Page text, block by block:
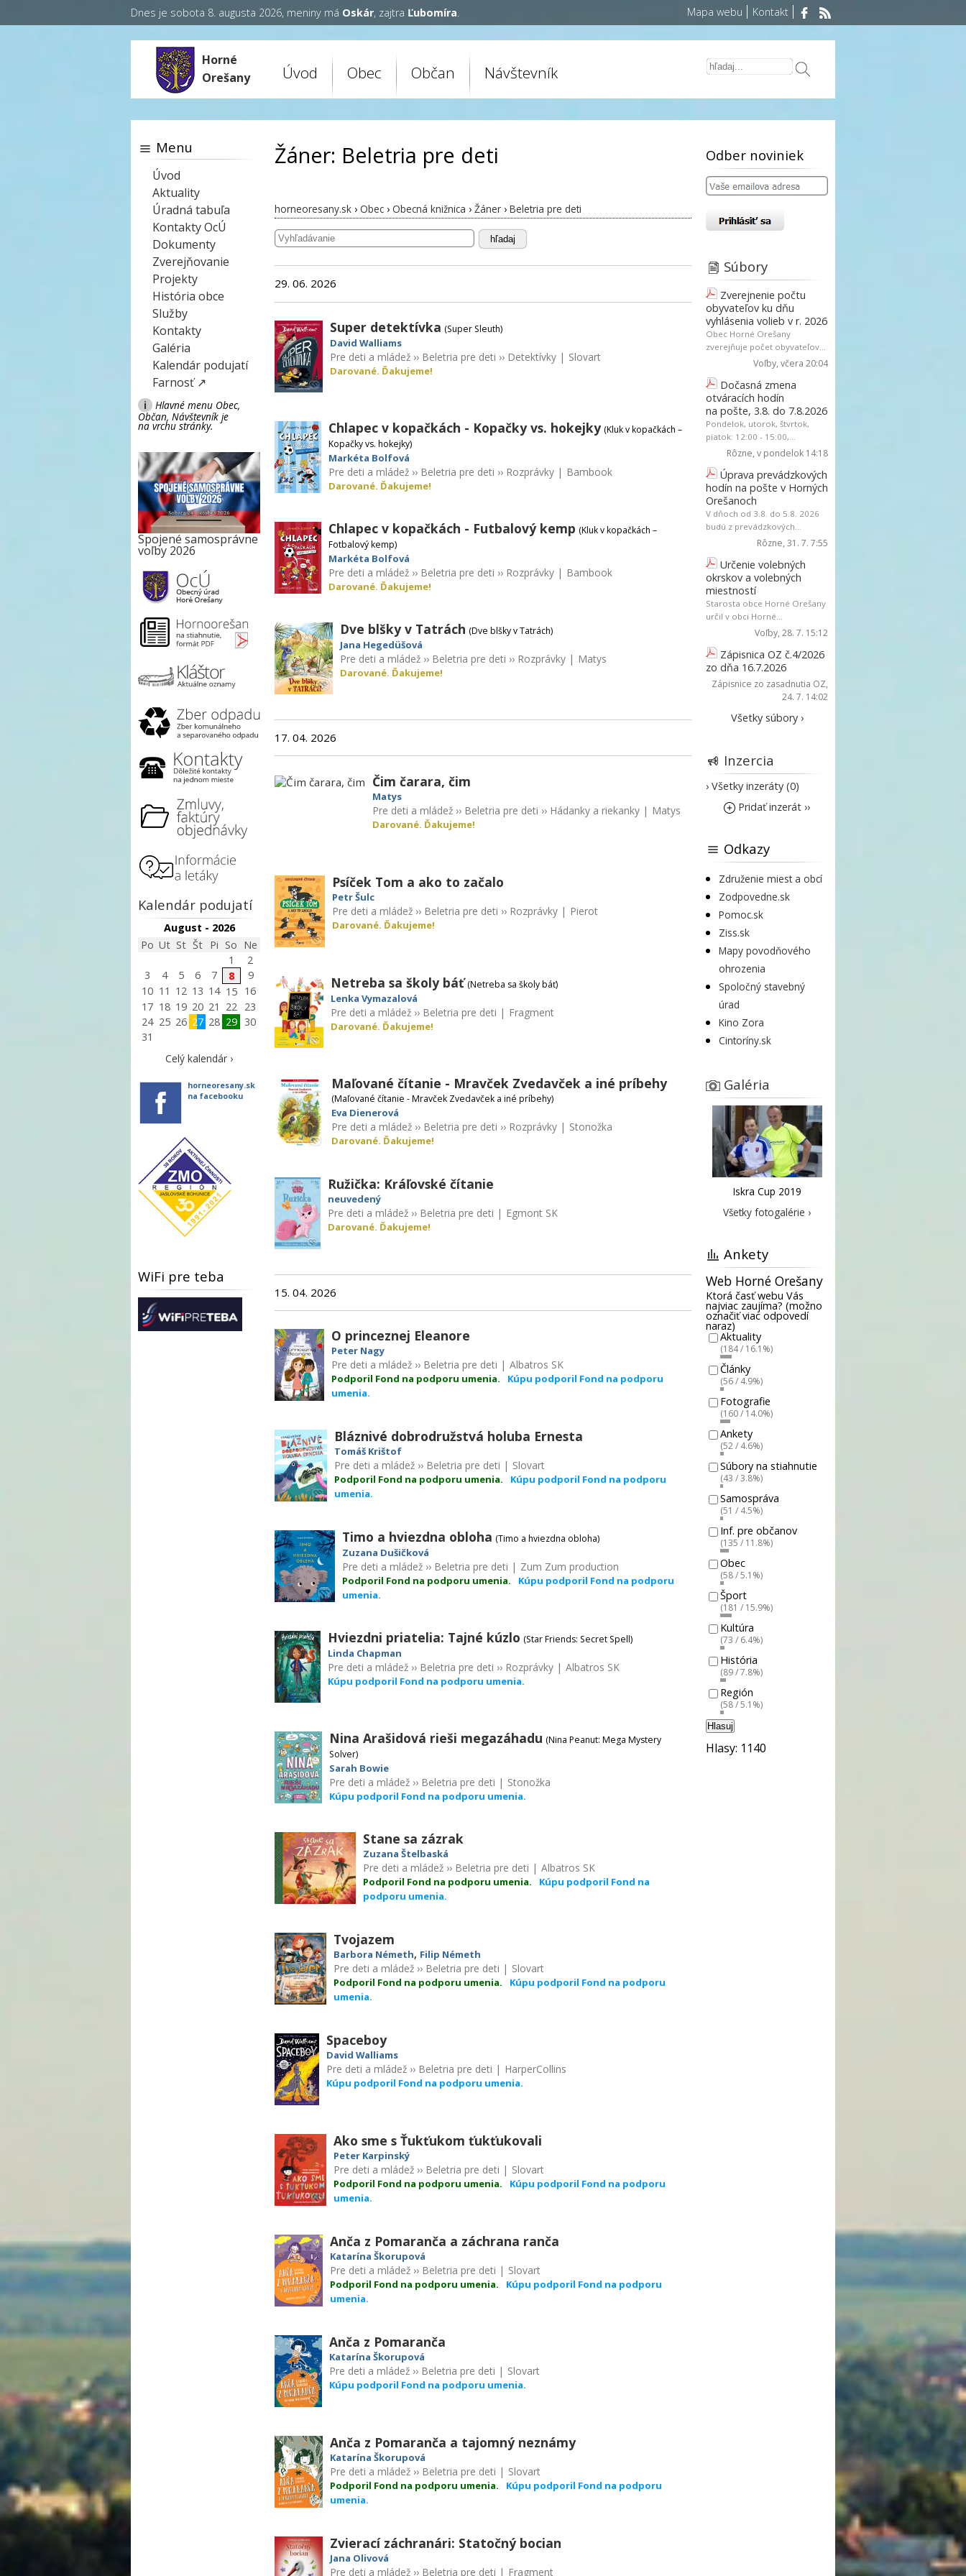
Dnes je sobota 8. augusta 2026, meniny má Oskár, zajtra Ľubomíra. Mapa webu Kontakt
Horné
Orešany
Úvod Obec Občan Návštevník
Žáner: Beletria pre deti
horneoresany.sk › Obec › Obecná knižnica › Žáner › Beletria pre deti
hľadaj
29. 06. 2026
Super detektívka (Super Sleuth)
David Walliams
Pre deti a mládež ›› Beletria pre deti ›› Detektívky | Slovart
Darované. Ďakujeme!
Chlapec v kopačkách - Kopačky vs. hokejky (Kluk v kopačkách –
Kopačky vs. hokejky)
Markéta Bolfová
Pre deti a mládež›› Beletria pre deti ›› Rozprávky| Bambook
Darované. Ďakujeme!
Chlapec v kopačkách - Futbalový kemp (Kluk v kopačkách –
Fotbalový kemp)
Markéta Bolfová
Pre deti a mládež ›› Beletria pre deti ›› Rozprávky | Bambook
Darované. Ďakujeme!
Dve blšky v Tatrách (Dve blšky v Tatrách)
Jana Hegedüšová
Pre deti a mládež›› Beletria pre deti ›› Rozprávky| Matys
Darované. Ďakujeme!
17. 04. 2026
Čim čarara, čim
Matys
Pre deti a mládež ›› Beletria pre deti ›› Hádanky a riekanky | Matys
Darované. Ďakujeme!
Psíček Tom a ako to začalo
Petr Šulc
Pre deti a mládež ›› Beletria pre deti ›› Rozprávky | Pierot
Darované. Ďakujeme!
Netreba sa školy báť (Netreba sa školy báť)
Lenka Vymazalová
Pre deti a mládež ›› Beletria pre deti | Fragment
Darované. Ďakujeme!
Maľované čítanie - Mravček Zvedavček a iné príbehy
(Maľované čítanie - Mravček Zvedavček a iné príbehy)
Eva Dienerová
Pre deti a mládež›› Beletria pre deti ›› Rozprávky| Stonožka
Darované. Ďakujeme!
Ružička: Kráľovské čítanie
neuvedený
Pre deti a mládež ›› Beletria pre deti | Egmont SK
Darované. Ďakujeme!
15. 04. 2026
O princeznej Eleanore
Peter Nagy
Pre deti a mládež ›› Beletria pre deti |Albatros SK
Podporil Fond na podporu umenia.
Kúpu podporil Fond na podporu
umenia.
Bláznivé dobrodružstvá holuba Ernesta
Tomáš Krištof
Pre deti a mládež›› Beletria pre deti | Slovart
Podporil Fond na podporu umenia.
Kúpu podporil Fond na podporu
umenia.
Timo a hviezdna obloha (Timo a hviezdna obloha)
Zuzana Dušičková
Pre deti a mládež ›› Beletria pre deti | Zum Zum production
Podporil Fond na podporu umenia.
Kúpu podporil Fond na podporu
umenia.
Hviezdni priatelia: Tajné kúzlo (Star Friends: Secret Spell)
Linda Chapman
Pre deti a mládež ›› Beletria pre deti ›› Rozprávky |Albatros SK
Kúpu podporil Fond na podporu umenia.
Nina Arašidová rieši megazáhadu (Nina Peanut: Mega Mystery
Solver)
Sarah Bowie
Pre deti a mládež ›› Beletria pre deti | Stonožka
Kúpu podporil Fond na podporu umenia.
Stane sa zázrak
Zuzana Štelbaská
Pre deti a mládež›› Beletria pre deti | Albatros SK
Podporil Fond na podporu umenia.
Kúpu podporil Fond na
podporu umenia.
Tvojazem
Barbora Németh, Filip Németh
Pre deti a mládež›› Beletria pre deti | Slovart
Podporil Fond na podporu umenia.
Kúpu podporil Fond na podporu
umenia.
Spaceboy
David Walliams
Pre deti a mládež›› Beletria pre deti | HarperCollins
Kúpu podporil Fond na podporu umenia.
Ako sme s Ťukťukom ťukťukovali
Peter Karpinský
Pre deti a mládež›› Beletria pre deti | Slovart
Podporil Fond na podporu umenia.
Kúpu podporil Fond na podporu
umenia.
Anča z Pomaranča a záchrana ranča
Katarína Škorupová
Pre deti a mládež ›› Beletria pre deti | Slovart
Podporil Fond na podporu umenia.
Kúpu podporil Fond na podporu
umenia.
Anča z Pomaranča
Katarína Škorupová
Pre deti a mládež ›› Beletria pre deti | Slovart
Kúpu podporil Fond na podporu umenia.
Anča z Pomaranča a tajomný neznámy
Katarína Škorupová
Pre deti a mládež ›› Beletria pre deti | Slovart
Podporil Fond na podporu umenia.
Kúpu podporil Fond na podporu
umenia.
Zvierací záchranári: Statočný bocian
Jana Olivová
Pre deti a mládež ›› Beletria pre deti | Fragment
Menu
Úvod
Aktuality
Úradná tabuľa
Kontakty OcÚ
Dokumenty
Zverejňovanie
Projekty
História obce
Služby
Kontakty
Galéria
Kalendár podujatí
Farnosť ↗
i
Hlavné menu Obec,
Občan, Návštevník je
na vrchu stránky.
Spojené samosprávne
voľby 2026
Kalendár podujatí
August - 2026
Po Ut St Št Pi So Ne
1
2
3
4 5 6 7 8
9
10 11 12 13 14 15
16
17 18 19 20 21 22
23
24 25 26 27 28 29
30
31
Celý kalendár ›
horneoresany.sk
na facebooku
WiFi pre teba
Odber noviniek
Súbory
Zverejnenie počtu
obyvateľov ku dňu
vyhlásenia volieb v r. 2026
Obec Horné Orešany
zverejňuje počet obyvateľov...
Voľby, včera 20:04
Dočasná zmena
otváracích hodín
na pošte, 3.8. do 7.8.2026
Pondelok, utorok, štvrtok,
piatok: 12:00 - 15:00,...
Rôzne, v pondelok 14:18
Úprava prevádzkových
hodín na pošte v Horných
Orešanoch
V dňoch od 3.8. do 5.8. 2026
budú z prevádzkových...
Rôzne, 31. 7. 7:55
Určenie volebných
okrskov a volebných
miestností
Starosta obce Horné Orešany
určil v obci Horné...
Voľby, 28. 7. 15:12
Zápisnica OZ č.4/2026
zo dňa 16.7.2026
Zápisnice zo zasadnutia OZ,
24. 7. 14:02
Všetky súbory ›
Inzercia
› Všetky inzeráty (0)
Pridať inzerát ››
Odkazy
Združenie miest a obcí
Zodpovedne.sk
Pomoc.sk
Ziss.sk
Mapy povodňového
ohrozenia
Spoločný stavebný
úrad
Kino Zora
Cintoríny.sk
Galéria
Iskra Cup 2019
Všetky fotogalérie ›
Ankety
Web Horné Orešany
Ktorá časť webu Vás
najviac zaujíma? (možno
označiť viac odpovedí
naraz)
Aktuality
(184 / 16.1%)
Články
(56 / 4.9%)
Fotografie
(160 / 14.0%)
Ankety
(52 / 4.6%)
Súbory na stiahnutie
(43 / 3.8%)
Samospráva
(51 / 4.5%)
Inf. pre občanov
(135 / 11.8%)
Obec
(58 / 5.1%)
Šport
(181 / 15.9%)
Kultúra
(73 / 6.4%)
História
(89 / 7.8%)
Región
(58 / 5.1%)
Hlasuj
Hlasy: 1140